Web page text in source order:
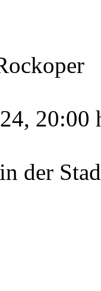
, 20:00
der